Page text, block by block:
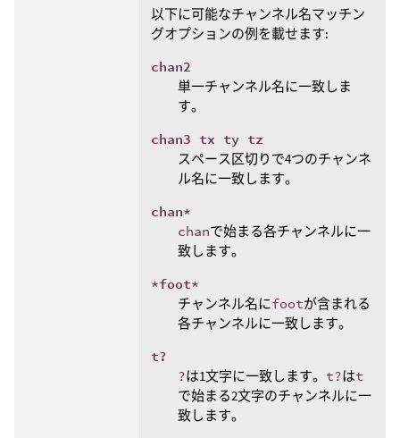
以下に可能なチャンネル名マッチン
グオプションの例を載せます:
chan2
単一チャンネル名に一致しま
す。
chan3 tx ty tz
スペース区切りで4つのチャンネ
ル名に一致します。
chan*
chanで始まる各チャンネルに一
致します。
*foot*
チャンネル名にfootが含まれる
各チャンネルに一致します。
t?
?は1文字に一致します。 t?はt
で始まる2文字のチャンネルに一
致します。